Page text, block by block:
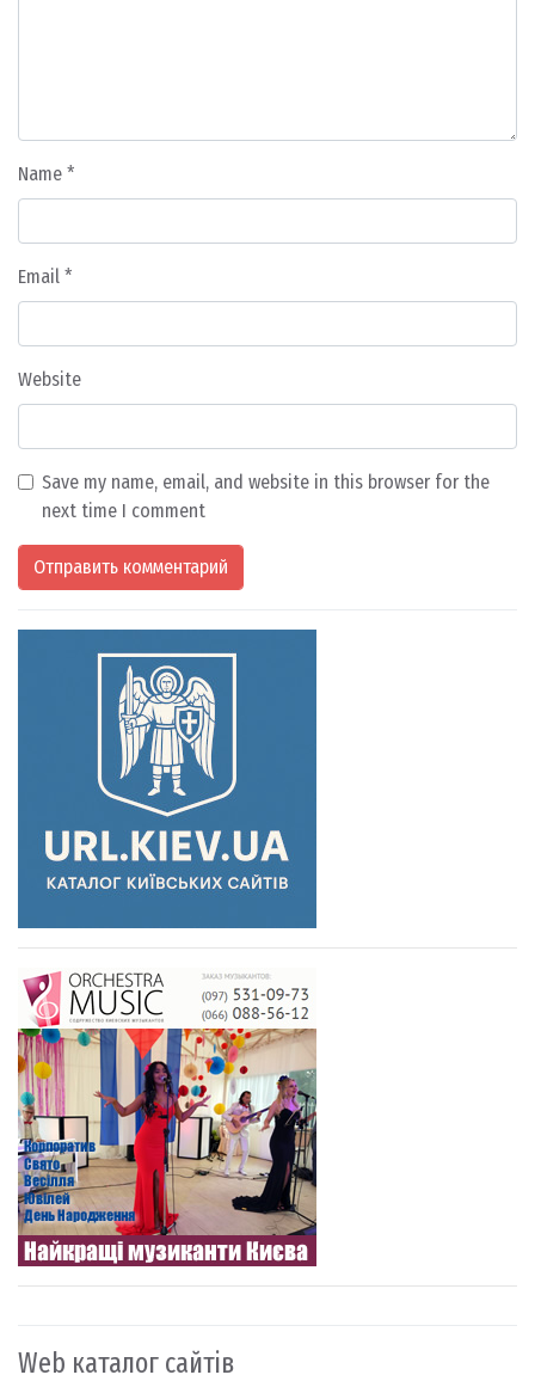
Web каталог сайтів
Name *
Email *
Website
Save my name, email, and website in this browser for the
next time I comment